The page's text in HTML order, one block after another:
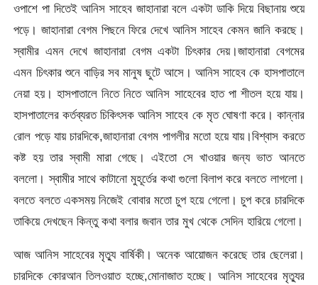
ওপাশে পা দিতেই আনিস সাহেব জাহানারা বলে একটা ডাকি দিয়ে বিছানায় শুয়ে
পড়ে। জাহানারা বেগম পিছনে ফিরে দেখে আনিস সাহেব কেমন জানি করছে।
স্বামীর এমন দেখে জাহানারা বেগম একটা চিৎকার দেয়।জাহানারা বেগমের
এমন চিৎকার শুনে বাড়ির সব মানুষ ছুটে আসে। আনিস সাহেব কে হাসপাতালে
নেয়া হয়। হাসপাতালে নিতে নিতে আনিস সাহেবের হাত পা শীতল হয়ে যায়।
হাসপাতালের কর্তব্যরত চিকিৎসক আনিস সাহেব কে মৃত ঘোষণা করে। কান্নার
রোল পড়ে যায় চারদিকে,জাহানারা বেগম পাগলীর মতো হয়ে যায়।বিশ্বাস করতে
কষ্ট হয় তার স্বামী মারা গেছে। এইতো সে খাওয়ার জন্য ভাত আনতে
বললো। স্বামীর সাথে কাটানো মুহূর্তের কথা গুলো বিলাপ করে বলতে লাগলো।
বলতে বলতে একসময় নিজেই বোবার মতো চুপ হয়ে গেলো। চুপ করে চারদিকে
তাকিয়ে দেখছেন কিন্তু কথা বলার জবান তার মুখ থেকে সেদিন হারিয়ে গেলো।
আজ আনিস সাহেবের মৃত্যু বার্ষিকী। অনেক আয়োজন করেছে তার ছেলেরা।
চারদিকে কোরআন তিলওয়াত হচ্ছে,মোনাজাত হচ্ছে। আনিস সাহেবের মৃত্যুর